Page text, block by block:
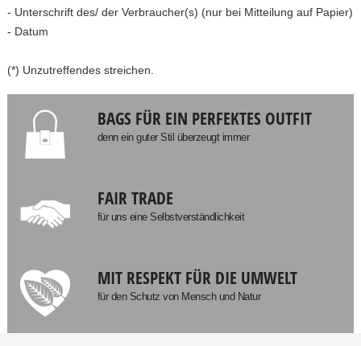
- Unterschrift des/ der Verbraucher(s) (nur bei Mitteilung auf Papier)
- Datum
(*) Unzutreffendes streichen.
BAGS FÜR EIN PERFEKTES OUTFIT
denn ein guter Stil überzeugt immer
FAIR TRADE
für uns eine Selbstverständlichkeit
MIT RESPEKT FÜR DIE UMWELT
für den Schutz von Mensch und Natur